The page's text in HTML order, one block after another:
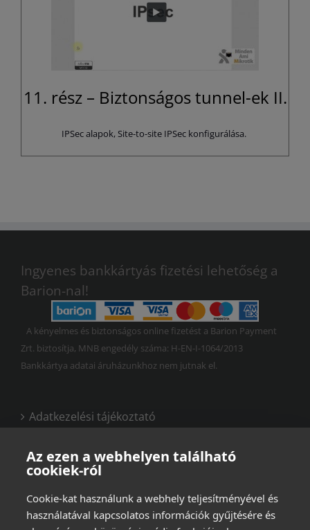
11. rész – Biztonságos tunnel-ek II.
IPSec alapok, Site-to-site IPSec konfigurálása.
Ingyenes bankkártyás fizetési lehetőség a
Barion-nal!
A kényelmes és biztonságos online fizetést a Barion Payment
Zrt. biztosítja, MNB engedély száma: H-EN-I-1064/2013
Bankkártya adatai áruházunkhoz nem jutnak el.
Adatkezelési tájékoztató
Vásárlási és felhasználási feltételek
Az ezen a webhelyen található
cookiek-ról
Cookie-kat használunk a webhely teljesítményével és
használatával kapcsolatos információk gyűjtésére és